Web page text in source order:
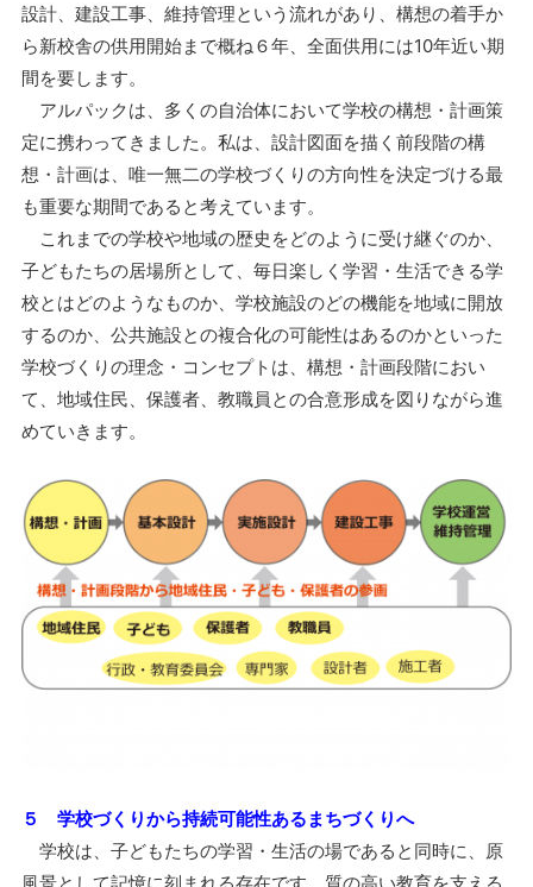
設計、建設工事、維持管理という流れがあり、構想の着手か
ら新校舎の供用開始まで概ね６年、全面供用には10年近い期
間を要します。
アルパックは、多くの自治体において学校の構想・計画策
定に携わってきました。私は、設計図面を描く前段階の構
想・計画は、唯一無二の学校づくりの方向性を決定づける最
も重要な期間であると考えています。
これまでの学校や地域の歴史をどのように受け継ぐのか、
子どもたちの居場所として、毎日楽しく学習・生活できる学
校とはどのようなものか、学校施設のどの機能を地域に開放
するのか、公共施設との複合化の可能性はあるのかといった
学校づくりの理念・コンセプトは、構想・計画段階におい
て、地域住民、保護者、教職員との合意形成を図りながら進
めていきます。
５ 学校づくりから持続可能性あるまちづくりへ
学校は、子どもたちの学習・生活の場であると同時に、原